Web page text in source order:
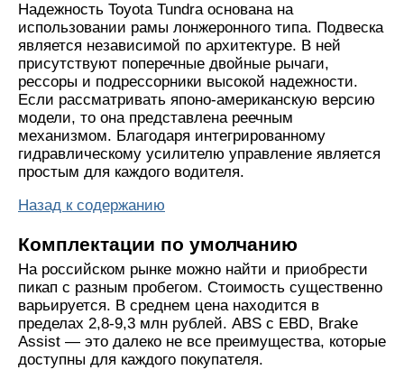
Надежность Toyota Tundra основана на
использовании рамы лонжеронного типа. Подвеска
является независимой по архитектуре. В ней
присутствуют поперечные двойные рычаги,
рессоры и подрессорники высокой надежности.
Если рассматривать японо-американскую версию
модели, то она представлена реечным
механизмом. Благодаря интегрированному
гидравлическому усилителю управление является
простым для каждого водителя.
Назад к содержанию
Комплектации по умолчанию
На российском рынке можно найти и приобрести
пикап с разным пробегом. Стоимость существенно
варьируется. В среднем цена находится в
пределах 2,8-9,3 млн рублей. ABS с EBD, Brake
Assist — это далеко не все преимущества, которые
доступны для каждого покупателя.